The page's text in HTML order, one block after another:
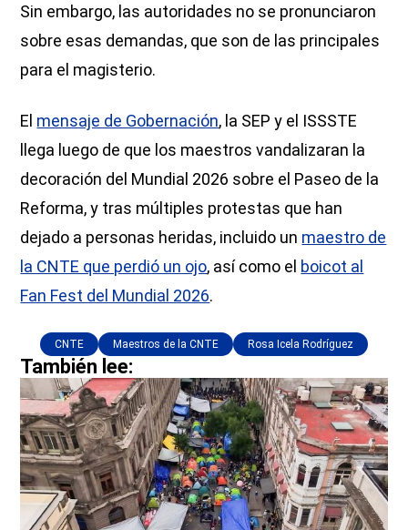
Sin embargo, las autoridades no se pronunciaron
sobre esas demandas, que son de las principales
para el magisterio.
El mensaje de Gobernación, la SEP y el ISSSTE
llega luego de que los maestros vandalizaran la
decoración del Mundial 2026 sobre el Paseo de la
Reforma, y tras múltiples protestas que han
dejado a personas heridas, incluido un maestro de
la CNTE que perdió un ojo, así como el boicot al
Fan Fest del Mundial 2026.
CNTE Maestros de la CNTE Rosa Icela Rodríguez
También lee: